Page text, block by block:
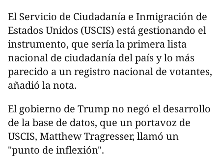
El Servicio de Ciudadanía e Inmigración de
Estados Unidos (USCIS) está gestionando el
instrumento, que sería la primera lista
nacional de ciudadanía del país y lo más
parecido a un registro nacional de votantes,
añadió la nota.
El gobierno de Trump no negó el desarrollo
de la base de datos, que un portavoz de
USCIS, Matthew Tragresser, llamó un
"punto de inflexión".